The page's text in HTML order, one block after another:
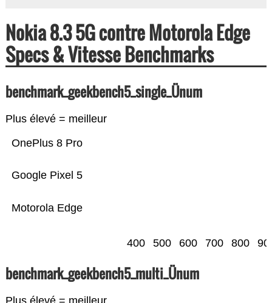
Nokia 8.3 5G contre Motorola Edge
Specs & Vitesse Benchmarks
benchmark_geekbench5_single_Ünum
Plus élevé = meilleur
Motorola Edge
Google Pixel 5
OnePlus 8 Pro
400 500 600 700 800
benchmark_geekbench5_multi_Ünum